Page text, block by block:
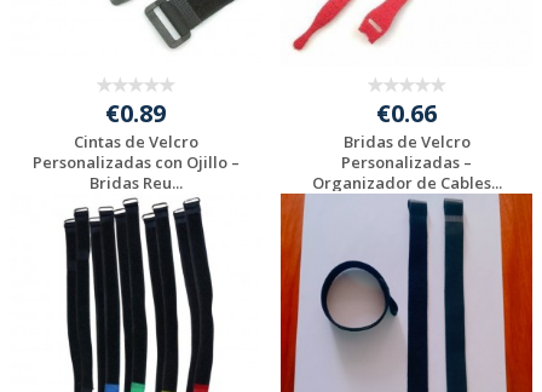
€0.89
Cintas de Velcro
Personalizadas con Ojillo –
Bridas Reu...
Solicitar
presupuesto
€0.66
Bridas de Velcro
Personalizadas –
Organizador de Cables...
Solicitar
presupuesto